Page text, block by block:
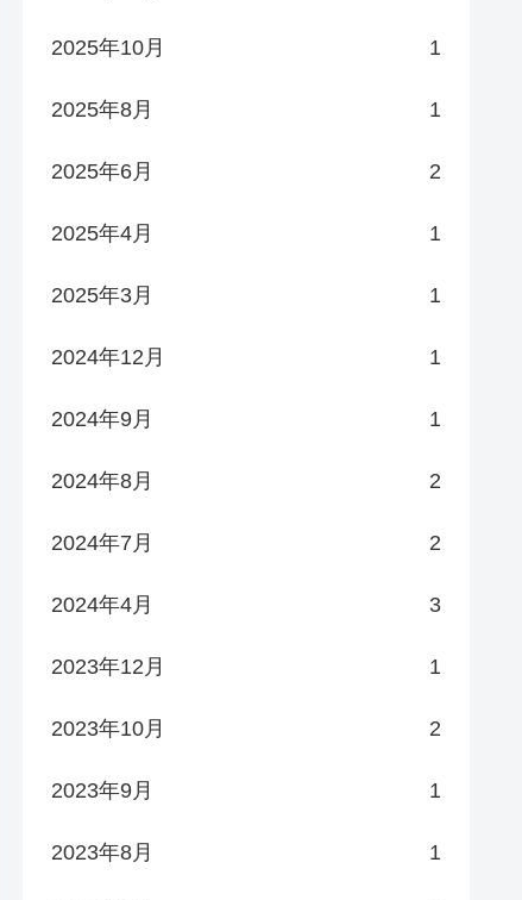
2025年10月 1
2025年8月 1
2025年6月 2
2025年4月 1
2025年3月 1
2024年12月 1
2024年9月 1
2024年8月 2
2024年7月 2
2024年4月 3
2023年12月 1
2023年10月 2
2023年9月 1
2023年8月 1